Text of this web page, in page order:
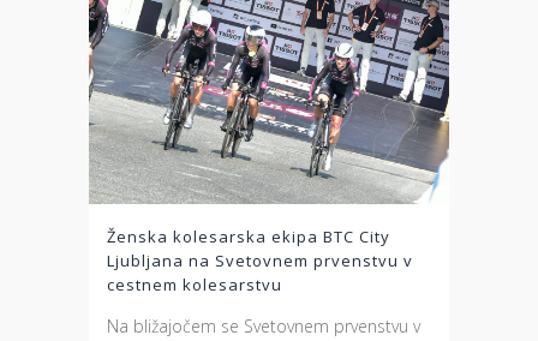
Ženska kolesarska ekipa BTC City
Ljubljana na Svetovnem prvenstvu v
cestnem kolesarstvu
Na bližajočem se Svetovnem prvenstvu v